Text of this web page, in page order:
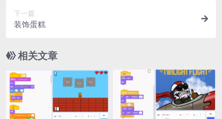
下一篇
装饰蛋糕
相关文章